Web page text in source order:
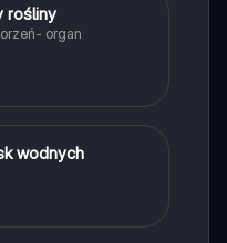
rośliny
organ
wodnych